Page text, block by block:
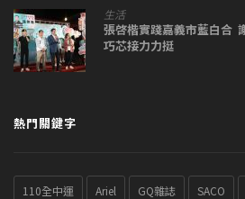
生活
張啓楷實踐嘉義市藍白合
巧芯接力力挺
熱門關鍵字
110全中運 Ariel GQ雜誌 SACO